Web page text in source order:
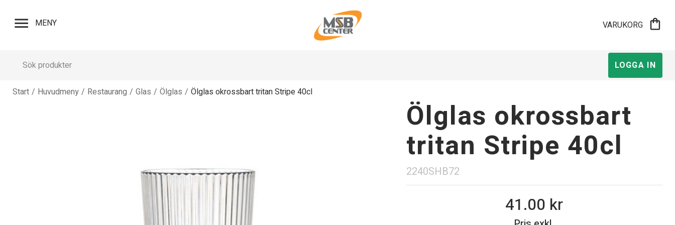
menu MENY VARUKORG shopping_bag
LOGGA IN
Start / Huvudmeny / Restaurang / Glas / Ölglas / Ölglas okrossbart tritan Stripe 40cl
Ölglas okrossbart
tritan Stripe 40cl
2240SHB72
41.00